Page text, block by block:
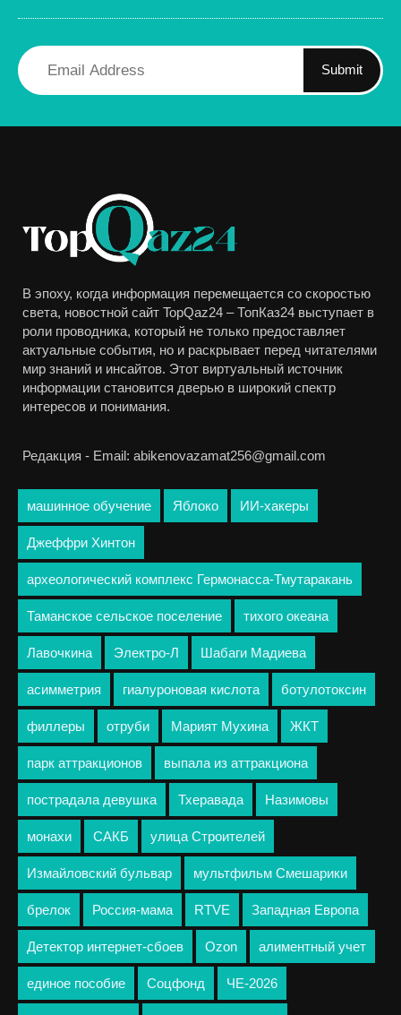
Submit
В эпоху, когда информация перемещается со скоростью
света, новостной сайт TopQaz24 – ТопКаз24 выступает в
роли проводника, который не только предоставляет
актуальные события, но и раскрывает перед читателями
мир знаний и инсайтов. Этот виртуальный источник
информации становится дверью в широкий спектр
интересов и понимания.
Редакция - Email: abikenovazamat256@gmail.com
машинное обучение Яблоко ИИ-хакеры
Джеффри Хинтон
археологический комплекс Гермонасса-Тмутаракань
Таманское сельское поселение тихого океана
Лавочкина Электро-Л Шабаги Мадиева
асимметрия гиалуроновая кислота ботулотоксин
филлеры отруби Марият Мухина ЖКТ
парк аттракционов выпала из аттракциона
пострадала девушка Тхеравада Назимовы
монахи САКБ улица Строителей
Измайловский бульвар мультфильм Смешарики
брелок Россия-мама RTVE Западная Европа
Детектор интернет-сбоев Ozon алиментный учет
единое пособие Соцфонд ЧЕ-2026